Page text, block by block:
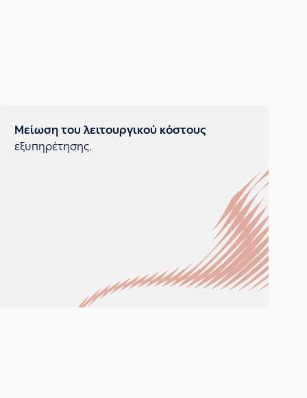
Μείωση του λειτουργικού κόστους
εξυπηρέτησης.